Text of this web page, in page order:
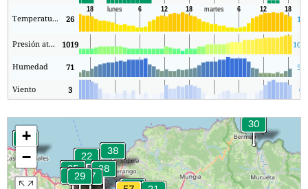
Temperatura. 26 19
Presión atmosférica 1019
Humedad 71 56
Viento 3 0
+
−